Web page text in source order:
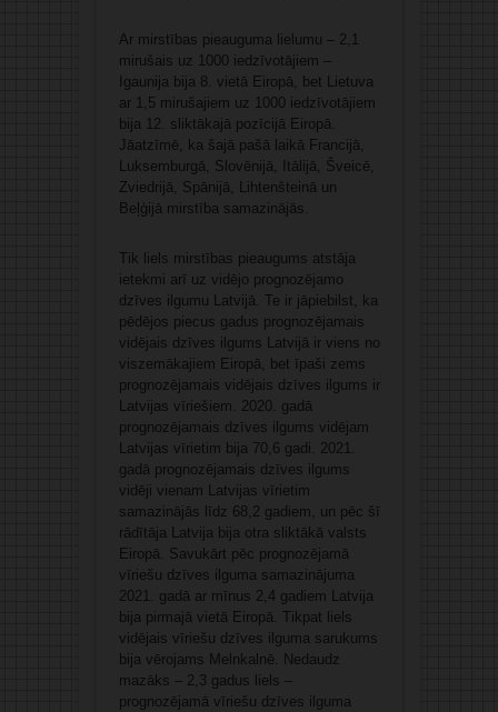
Ar mirstības pieauguma lielumu – 2,1
mirušais uz 1000 iedzīvotājiem –
Igaunija bija 8. vietā Eiropā, bet Lietuva
ar 1,5 mirušajiem uz 1000 iedzīvotājiem
bija 12. sliktākajā pozīcijā Eiropā.
Jāatzīmē, ka šajā pašā laikā Francijā,
Luksemburgā, Slovēnijā, Itālijā, Šveicē,
Zviedrijā, Spānijā, Lihtenšteinā un
Beļģijā mirstība samazinājās.
Tik liels mirstības pieaugums atstāja
ietekmi arī uz vidējo prognozējamo
dzīves ilgumu Latvijā. Te ir jāpiebilst, ka
pēdējos piecus gadus prognozējamais
vidējais dzīves ilgums Latvijā ir viens no
viszemākajiem Eiropā, bet īpaši zems
prognozējamais vidējais dzīves ilgums ir
Latvijas vīriešiem. 2020. gadā
prognozējamais dzīves ilgums vidējam
Latvijas vīrietim bija 70,6 gadi. 2021.
gadā prognozējamais dzīves ilgums
vidēji vienam Latvijas vīrietim
samazinājās līdz 68,2 gadiem, un pēc šī
rādītāja Latvija bija otra sliktākā valsts
Eiropā. Savukārt pēc prognozējamā
vīriešu dzīves ilguma samazinājuma
2021. gadā ar mīnus 2,4 gadiem Latvija
bija pirmajā vietā Eiropā. Tikpat liels
vidējais vīriešu dzīves ilguma sarukums
bija vērojams Melnkalnē. Nedaudz
mazāks – 2,3 gadus liels –
prognozējamā vīriešu dzīves ilguma